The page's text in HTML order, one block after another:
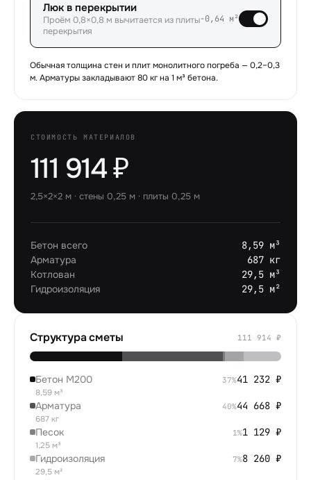
Люк в перекрытии
Проём 0,8×0,8 м вычитается из плиты
перекрытия
−0,64 м²
Обычная толщина стен и плит монолитного погреба — 0,2–0,3
м. Арматуры закладывают80кг на 1 м³ бетона.
СТОИМОСТЬ МАТЕРИАЛОВ
111 914 ₽
2,5×2×2 м · стены 0,25 м · плиты 0,25 м
Бетон всего
8,59 м³
Арматура
687 кг
Котлован
29,5 м³
Гидроизоляция
29,5 м²
Структура сметы 111 914 ₽
Бетон М200
8,59 м³
37%41 232 ₽
Арматура
687 кг
40%44 668 ₽
Песок
1,25 м³
1%1 129 ₽
Гидроизоляция
29,5 м²
7%8 260 ₽